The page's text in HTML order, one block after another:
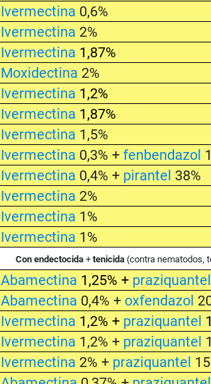
Ivermectina 0,6%
Ivermectina 2%
Ivermectina 1,87%
Moxidectina 2%
Ivermectina 1,2%
Ivermectina 1,87%
Ivermectina 1,5%
Ivermectina 0,3% +fenbendazol
Ivermectina 0,4% + pirantel 38%
Ivermectina 2%
Ivermectina 1%
Ivermectina 1%
Con endectocida+ tenicida(contra nematodos,
Abamectina 1,25% + praziquantel
Abamectina 0,4% +oxfendazol
Ivermectina 1,2% + praziquantel
Ivermectina 1,2% + praziquantel
Ivermectina 2% + praziquantel